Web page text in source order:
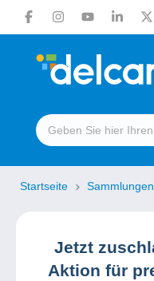
Startseite Sammlungen
Jetzt
Aktion für